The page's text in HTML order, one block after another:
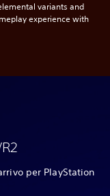
variants and
experience with
per PlayStation